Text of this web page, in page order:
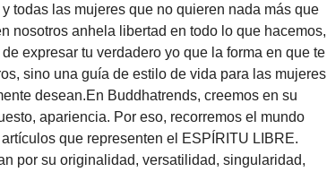
todas las mujeres que no quieren nada más que
nosotros anhela libertad en todo lo que hacemos,
expresar tu verdadero yo que la forma en que te
sino una guía de estilo de vida para las mujeres
desean.En Buddhatrends, creemos en su
apariencia. Por eso, recorremos el mundo
que representen el ESPÍRITU LIBRE.
por su originalidad, versatilidad, singularidad,